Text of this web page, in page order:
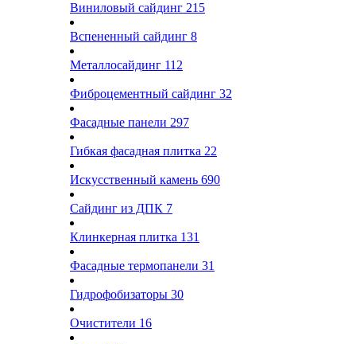
Виниловый сайдинг 215
Вспененный сайдинг 8
Металлосайдинг 112
Фиброцементный сайдинг 32
Фасадные панели 297
Гибкая фасадная плитка 22
Искусственный камень 690
Сайдинг из ДПК 7
Клинкерная плитка 131
Фасадные термопанели 31
Гидрофобизаторы 30
Очистители 16